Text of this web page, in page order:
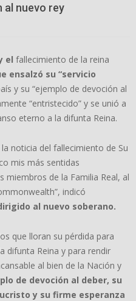
al nuevo rey
el fallecimiento de la reina
ensalzó su “servicio
y su “ejemplo de devoción al
“entristecido” y se unió a
eterno a la difunta Reina.
noticia del fallecimiento de Su
mis más sentidas
miembros de la Familia Real, al
indicó
al nuevo soberano.
que lloran su pérdida para
difunta Reina y para rendir
al bien de la Nación y
de devoción al deber, su
y su firme esperanza